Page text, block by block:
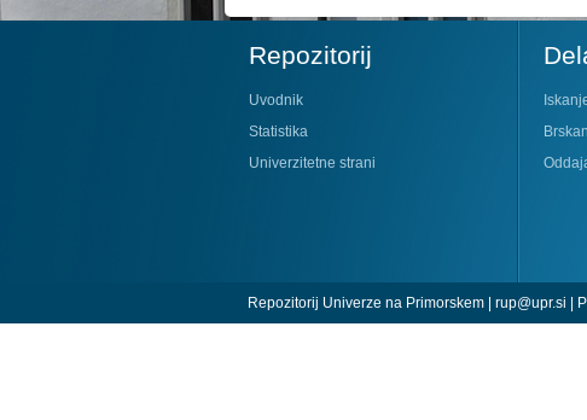
Repozitorij
Uvodnik
Statistika
Univerzitetne strani
Repozitorij Univerze na Primorskem | rup@upr.si |